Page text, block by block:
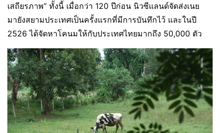
เสถียรภาพ” ทั้งนี้ เมื่อกว่า 120 ปีก่อน นิวซีแลนด์จัดส่งเนย
มายังสยามประเทศเป็นครั้งแรกที่มีการบันทึกไว้ และในปี
2526 ได้จัดหาโคนมให้กับประเทศไทยมากถึง 50,000 ตัว